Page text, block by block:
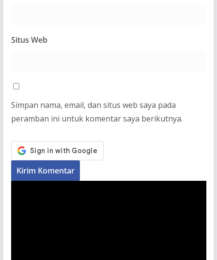
Situs Web
Simpan nama, email, dan situs web saya pada
peramban ini untuk komentar saya berikutnya.